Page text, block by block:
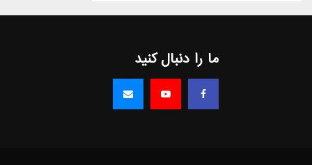
ما را دنبال کنید